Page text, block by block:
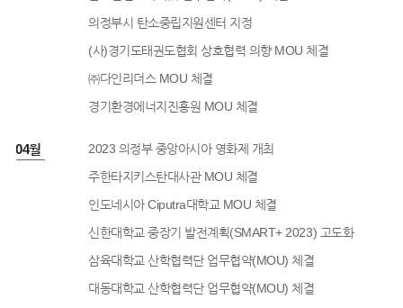
의정부시 탄소중립지원센터 지정
(사)경기도태권도협회 상호협력 의향 MOU 체결
㈜다인리더스 MOU 체결
경기환경에너지진흥원 MOU 체결
04월
2023 의정부 중앙아시아 영화제 개최
주한타지키스탄대사관 MOU 체결
인도네시아 Ciputra대학교 MOU 체결
신한대학교 중장기 발전계획(SMART+ 2023) 고도화
삼육대학교 산학협력단 업무협약(MOU) 체결
대동대학교 산학협력단 업무협약(MOU) 체결